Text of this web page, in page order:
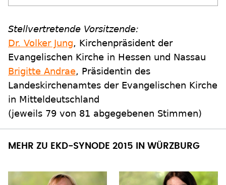
Stellvertretende Vorsitzende:
Dr. Volker Jung, Kirchenpräsident der
Evangelischen Kirche in Hessen und Nassau
Brigitte Andrae, Präsidentin des
Landeskirchenamtes der Evangelischen Kirche
in Mitteldeutschland
(jeweils 79 von 81 abgegebenen Stimmen)
MEHR ZU EKD-SYNODE 2015 IN WÜRZBURG